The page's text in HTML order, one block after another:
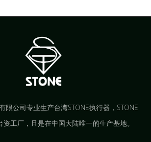
限公司专业生产台湾STONE执行器，STONE
工厂，且是在中国大陆唯一的生产基地。